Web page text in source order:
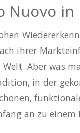
Nuovo
ihrer
Aber was
in der
an zu einem